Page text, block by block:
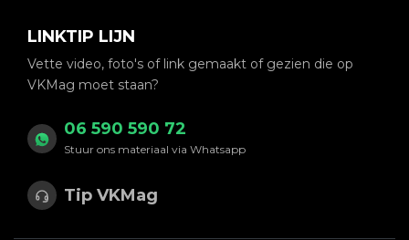
LINKTIP LIJN
Vette video, foto's of link gemaakt of gezien die op
VKMag moet staan?
06 590 590 72
Stuur ons materiaal via Whatsapp
Tip VKMag